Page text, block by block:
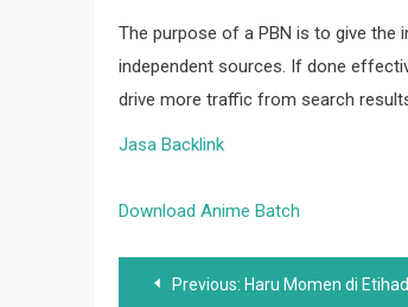
The purpose of a PBN is to give the
independent sources. If done
drive more traffic from search
Jasa Backlink
Download Anime Batch
PostPrevious: Haru Momen di Etihad, Bernardo Silva Dilepas Bak